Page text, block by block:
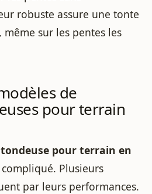
robuste assure une tonte
sur les pentes les
de
pour terrain
pour terrain en
Plusieurs
par leurs performances.